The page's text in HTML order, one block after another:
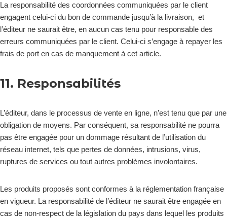
La responsabilité des coordonnées communiquées par le client
engagent celui-ci du bon de commande jusqu’à la livraison, et
l’éditeur ne saurait être, en aucun cas tenu pour responsable des
erreurs communiquées par le client. Celui-ci s’engage à repayer les
frais de port en cas de manquement à cet article.
11. Responsabilités
L’éditeur, dans le processus de vente en ligne, n’est tenu que par une
obligation de moyens. Par conséquent, sa responsabilité ne pourra
pas être engagée pour un dommage résultant de l’utilisation du
réseau internet, tels que pertes de données, intrusions, virus,
ruptures de services ou tout autres problèmes involontaires.
Les produits proposés sont conformes à la réglementation française
en vigueur. La responsabilité de l’éditeur ne saurait être engagée en
cas de non-respect de la législation du pays dans lequel les produits